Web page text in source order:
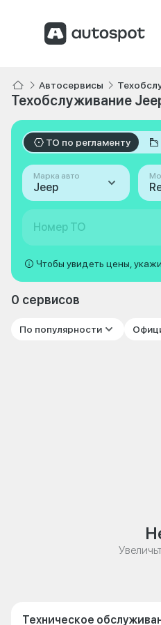
Автосервисы
Техобслуживание
ТО по регламенту
Марка авто
Jeep
Номер ТО
Чтобы увидеть цены,
0 сервисов
По популярности
Техническое